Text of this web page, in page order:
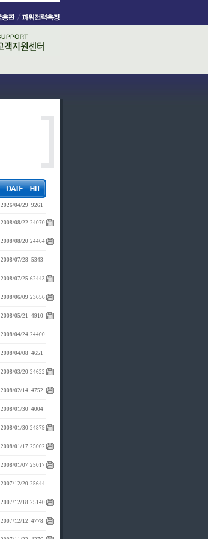
2026/04/29 9261
2008/08/22 24070
2008/08/20 24464
2008/07/28 5343
2008/07/25 62443
2008/06/09 23656
2008/05/21 4910
2008/04/24 24400
2008/04/08 4651
2008/03/20 24622
2008/02/14 4752
2008/01/30 4004
2008/01/30 24879
2008/01/17 25002
2008/01/07 25017
2007/12/20 25644
2007/12/18 25140
2007/12/12 4778